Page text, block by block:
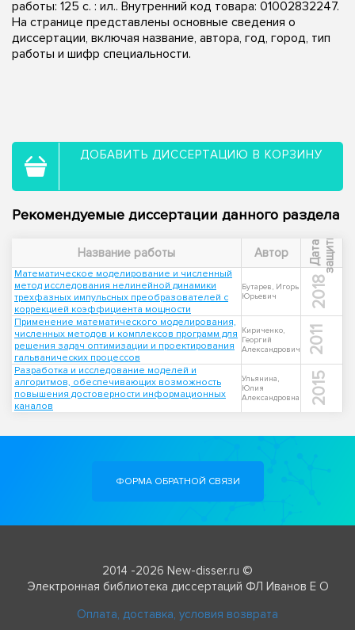
работы: 125 с. : ил.. Внутренний код товара: 01002832247.
На странице представлены основные сведения о
диссертации, включая название, автора, год, город, тип
работы и шифр специальности.
ДОБАВИТЬ ДИССЕРТАЦИЮ В КОРЗИНУ
Рекомендуемые диссертации данного раздела
Название работы Автор Д
а
т
а
з
а
щ
и
т ы
Математическое моделирование и численный
метод исследования нелинейной динамики
трехфазных импульсных преобразователей с
коррекцией коэффициента мощности
Бутарев, Игорь
Юрьевич
2018
Применение математического моделирования,
численных методов и комплексов программ для
решения задач оптимизации и проектирования
гальванических процессов
Кириченко,
Георгий
Александрович
2011
Разработка и исследование моделей и
алгоритмов, обеспечивающих возможность
повышения достоверности информационных
каналов
Ульянина,
Юлия
Александровна
2015
ФОРМА ОБРАТНОЙ СВЯЗИ
2014 -2026 New-disser.ru ©
Электронная библиотека диссертаций ФЛ Иванов Е О
Оплата, доставка, условия возврата